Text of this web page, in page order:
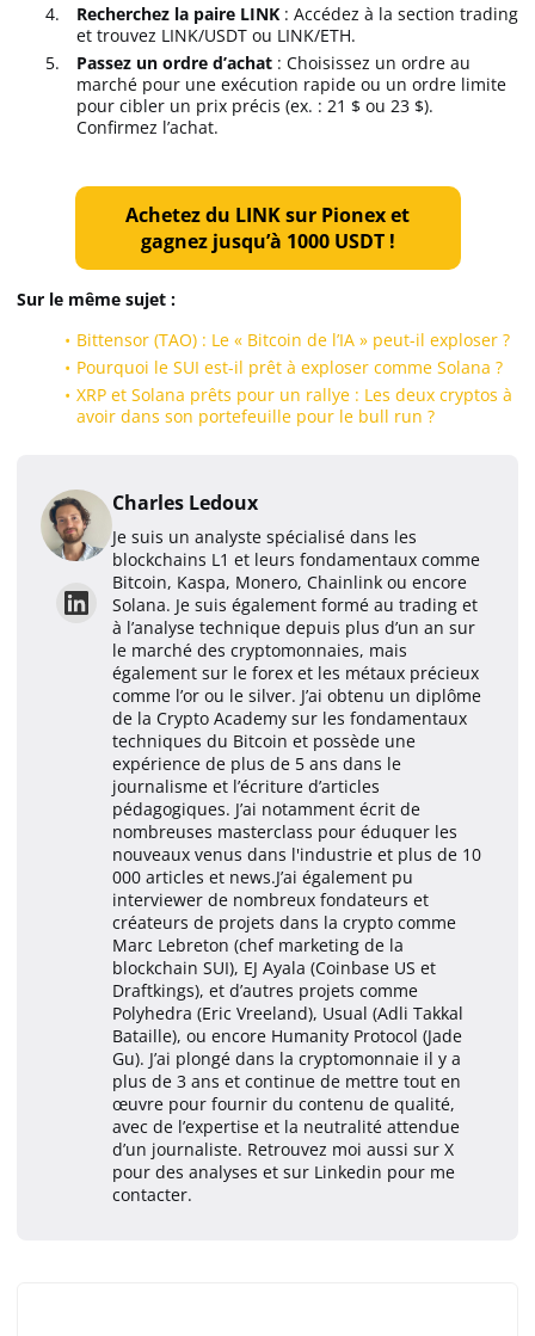
Recherchez la paire LINK : Accédez à la section trading
et trouvez LINK/USDT ou LINK/ETH.
Passez un ordre d’achat : Choisissez un ordre au
marché pour une exécution rapide ou un ordre limite
pour cibler un prix précis (ex. : 21 $ ou 23 $).
Confirmez l’achat.
Achetez du LINK sur Pionex et
gagnez jusqu’à 1000 USDT !
Sur le même sujet :
Bittensor (TAO) : Le « Bitcoin de l’IA » peut-il exploser ?
Pourquoi le SUI est-il prêt à exploser comme Solana ?
XRP et Solana prêts pour un rallye : Les deux cryptos à
avoir dans son portefeuille pour le bull run ?
Charles Ledoux
Je suis un analyste spécialisé dans les
blockchains L1 et leurs fondamentaux comme
Bitcoin, Kaspa, Monero, Chainlink ou encore
Solana. Je suis également formé au trading et
à l’analyse technique depuis plus d’un an sur
le marché des cryptomonnaies, mais
également sur le forex et les métaux précieux
comme l’or ou le silver. J’ai obtenu un diplôme
de la Crypto Academy sur les fondamentaux
techniques du Bitcoin et possède une
expérience de plus de 5 ans dans le
journalisme et l’écriture d’articles
pédagogiques. J’ai notamment écrit de
nombreuses masterclass pour éduquer les
nouveaux venus dans l'industrie et plus de 10
000 articles et news.J’ai également pu
interviewer de nombreux fondateurs et
créateurs de projets dans la crypto comme
Marc Lebreton (chef marketing de la
blockchain SUI), EJ Ayala (Coinbase US et
Draftkings), et d’autres projets comme
Polyhedra (Eric Vreeland), Usual (Adli Takkal
Bataille), ou encore Humanity Protocol (Jade
Gu). J’ai plongé dans la cryptomonnaie il y a
plus de 3 ans et continue de mettre tout en
œuvre pour fournir du contenu de qualité,
avec de l’expertise et la neutralité attendue
d’un journaliste. Retrouvez moi aussi sur X
pour des analyses et sur Linkedin pour me
contacter.